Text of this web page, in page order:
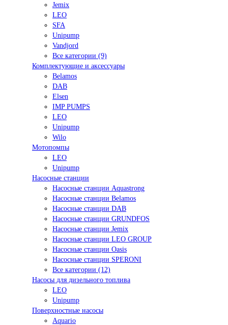
Jemix
LEO
SFA
Unipump
Vandjord
Все категории (9)
Комплектующие и аксессуары
Belamos
DAB
Elsen
IMP PUMPS
LEO
Unipump
Wilo
Мотопомпы
LEO
Unipump
Насосные станции
Насосные станции Aquastrong
Насосные станции Belamos
Насосные станции DAB
Насосные станции GRUNDFOS
Насосные станции Jemix
Насосные станции LEO GROUP
Насосные станции Oasis
Насосные станции SPERONI
Все категории (12)
Насосы для дизельного топлива
LEO
Unipump
Поверхностные насосы
Aquario